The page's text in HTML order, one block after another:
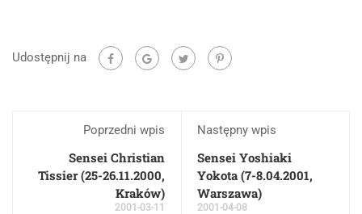
Udostępnij na
Poprzedni wpis
Sensei Christian
Tissier (25-26.11.2000,
Kraków)
2001-03-11
Następny wpis
Sensei Yoshiaki
Yokota (7-8.04.2001,
Warszawa)
2001-04-08